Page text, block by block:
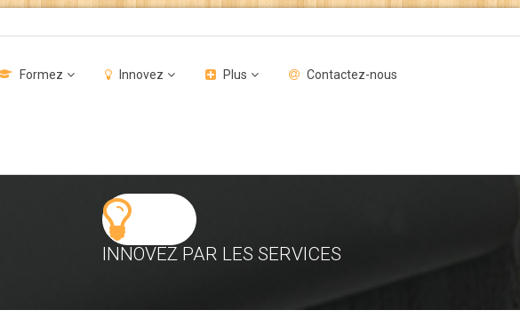
Formez Innovez Plus Contactez-nous
INNOVEZ PAR LES SERVICES